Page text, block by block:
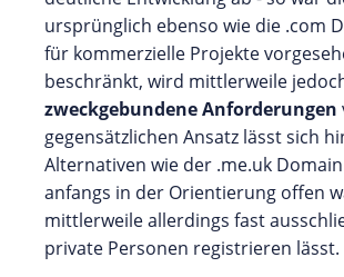
ursprünglich ebenso wie die .com
für kommerzielle Projekte
beschränkt, wird mittlerweile
zweckgebundene Anforderungen
gegensätzlichen Ansatz lässt sich
Alternativen wie der .me.uk
anfangs in der Orientierung offen
mittlerweile allerdings fast
private Personen registrieren lässt.